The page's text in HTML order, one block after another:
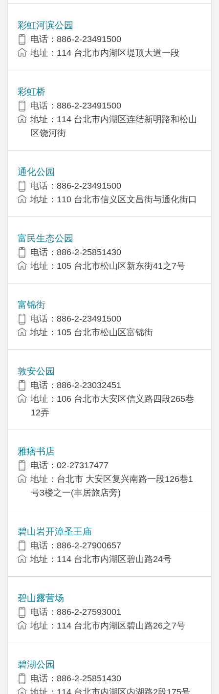
彩虹河滨公园
电话：886-2-23491500
地址：114 台北市内湖区堤顶大道一段
彩虹桥
电话：886-2-23491500
地址：114 台北市内湖区连结新明路和松山
区饶河街
通化公园
电话：886-2-23491500
地址：110 台北市信义区文昌街与通化街口
富民生态公园
电话：886-2-25851430
地址：105 台北市松山区新东街41之7号
富锦街
电话：886-2-23491500
地址：105 台北市松山区富锦街
敦安公园
电话：886-2-23032451
地址：106 台北市大安区信义路四段265巷
12弄
雅痞书店
电话：02-27317477
地址：台北市 大安区复兴南路一段126巷1
号3楼之一(丰居旅店旁)
碧山岩开漳圣王庙
电话：886-2-27900657
地址：114 台北市内湖区碧山路24号
碧山露营场
电话：886-2-27593001
地址：114 台北市内湖区碧山路26之7号
碧湖公园
电话：886-2-25851430